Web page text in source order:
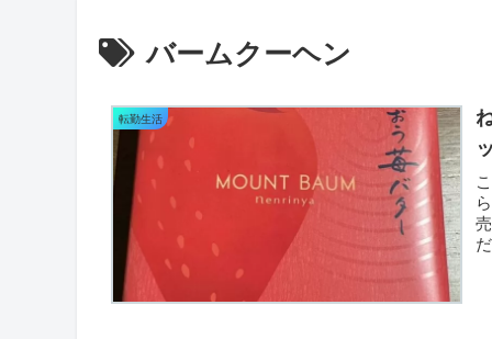
バームクーヘン
転勤生活